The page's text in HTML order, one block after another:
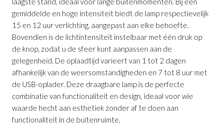
gemiddelde en hoge intensiteit biedt de lamp respectievelijk
15 en 12 uur verlichting, aangepast aan elke behoefte.
Bovendien is de lichtintensiteit instelbaar met één druk op
de knop, zodat u de sfeer kunt aanpassen aan de
gelegenheid. De oplaadtijd varieert van 1 tot 2 dagen
afhankelijk van de weersomstandigheden en 7 tot 8 uur met
de USB-oplader. Deze draagbare lamp is de perfecte
combinatie van functionaliteit en design, ideaal voor wie
waarde hecht aan esthetiek zonder af te doen aan
functionaliteit in de buitenruimte.
Staande Lamp Aldet op Zonne-Energie
Productnummer: G16550058806